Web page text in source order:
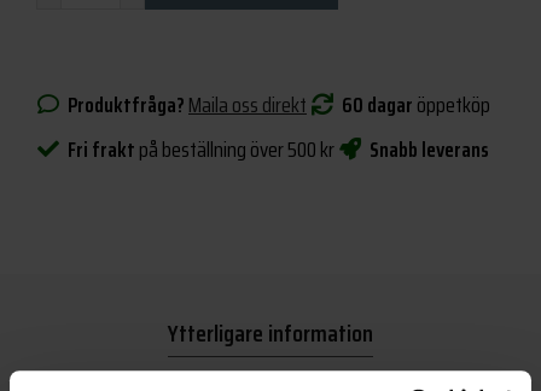
Produktfråga?Maila oss direkt 60 dagaröppetköp
Fri fraktpå beställning över 500 kr Snabb leverans
Ytterligare information